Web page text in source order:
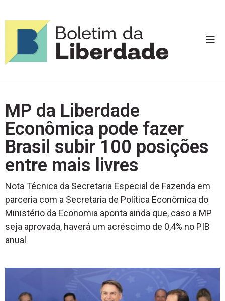
MP da Liberdade
Econômica pode fazer
Brasil subir 100 posições
entre mais livres
Nota Técnica da Secretaria Especial de Fazenda em
parceria com a Secretaria de Política Econômica do
Ministério da Economia aponta ainda que, caso a MP
seja aprovada, haverá um acréscimo de 0,4% no PIB
anual